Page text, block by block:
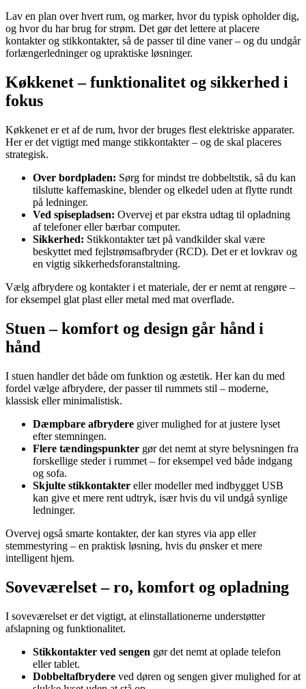
Lav en plan over hvert rum, og marker, hvor du typisk opholder dig,
og hvor du har brug for strøm. Det gør det lettere at placere
kontakter og stikkontakter, så de passer til dine vaner – og du undgår
forlængerledninger og upraktiske løsninger.
Køkkenet – funktionalitet og sikkerhed i
fokus
Køkkenet er et af de rum, hvor der bruges flest elektriske apparater.
Her er det vigtigt med mange stikkontakter – og de skal placeres
strategisk.
Over bordpladen: Sørg for mindst tre dobbeltstik, så du kan
tilslutte kaffemaskine, blender og elkedel uden at flytte rundt
på ledninger.
Ved spisepladsen: Overvej et par ekstra udtag til opladning
af telefoner eller bærbar computer.
Sikkerhed: Stikkontakter tæt på vandkilder skal være
beskyttet med fejlstrømsafbryder (RCD). Det er et lovkrav og
en vigtig sikkerhedsforanstaltning.
Vælg afbrydere og kontakter i et materiale, der er nemt at rengøre –
for eksempel glat plast eller metal med mat overflade.
Stuen – komfort og design går hånd i
hånd
I stuen handler det både om funktion og æstetik. Her kan du med
fordel vælge afbrydere, der passer til rummets stil – moderne,
klassisk eller minimalistisk.
Dæmpbare afbrydere giver mulighed for at justere lyset
efter stemningen.
Flere tændingspunkter gør det nemt at styre belysningen fra
forskellige steder i rummet – for eksempel ved både indgang
og sofa.
Skjulte stikkontakter eller modeller med indbygget USB
kan give et mere rent udtryk, især hvis du vil undgå synlige
ledninger.
Overvej også smarte kontakter, der kan styres via app eller
stemmestyring – en praktisk løsning, hvis du ønsker et mere
intelligent hjem.
Soveværelset – ro, komfort og opladning
I soveværelset er det vigtigt, at elinstallationerne understøtter
afslapning og funktionalitet.
Stikkontakter ved sengen gør det nemt at oplade telefon
eller tablet.
Dobbeltafbrydere ved døren og sengen giver mulighed for at